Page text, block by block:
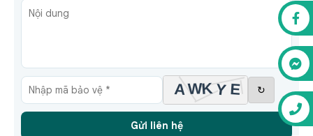
↻
Gửi liên hệ